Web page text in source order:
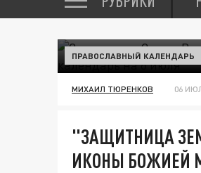
ПРАВОСЛАВНЫЙ КАЛЕНДАРЬ
МИХАИЛ ТЮРЕНКОВ 06
"ЗАЩИТНИЦА
ИКОНЫ БОЖИЕЙ